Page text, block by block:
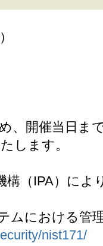
、開催当日ま
します。
構（IPA）によ
ムにおける管
nist171/